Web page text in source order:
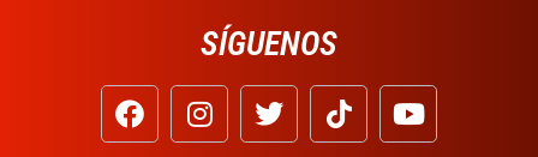
SÍGUENOS